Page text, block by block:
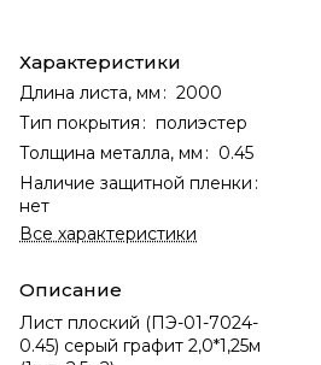
Характеристики
Длина листа, мм : 2000
Тип покрытия : полиэстер
Толщина металла, мм : 0.45
Наличие защитной пленки :
нет
Все характеристики
Описание
Лист плоский (ПЭ-01-7024-
0.45) серый графит 2,0*1,25м